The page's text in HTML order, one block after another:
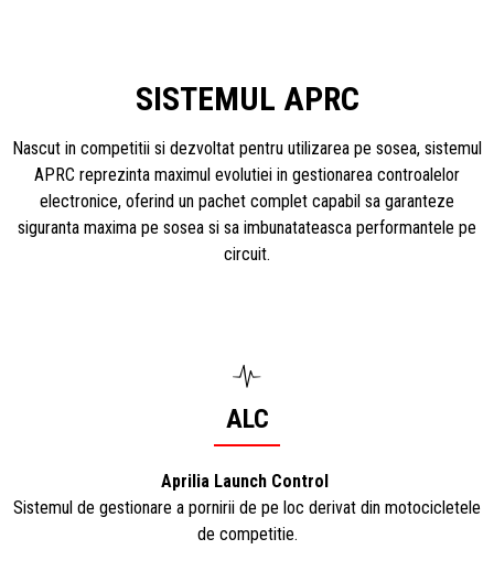
SISTEMUL APRC
Nascut in competitii si dezvoltat pentru utilizarea pe sosea, sistemul
APRC reprezinta maximul evolutiei in gestionarea controalelor
electronice, oferind un pachet complet capabil sa garanteze
siguranta maxima pe sosea si sa imbunatateasca performantele pe
circuit.
ALC
Aprilia Launch Control
Sistemul de gestionare a pornirii de pe loc derivat din motocicletele
de competitie.